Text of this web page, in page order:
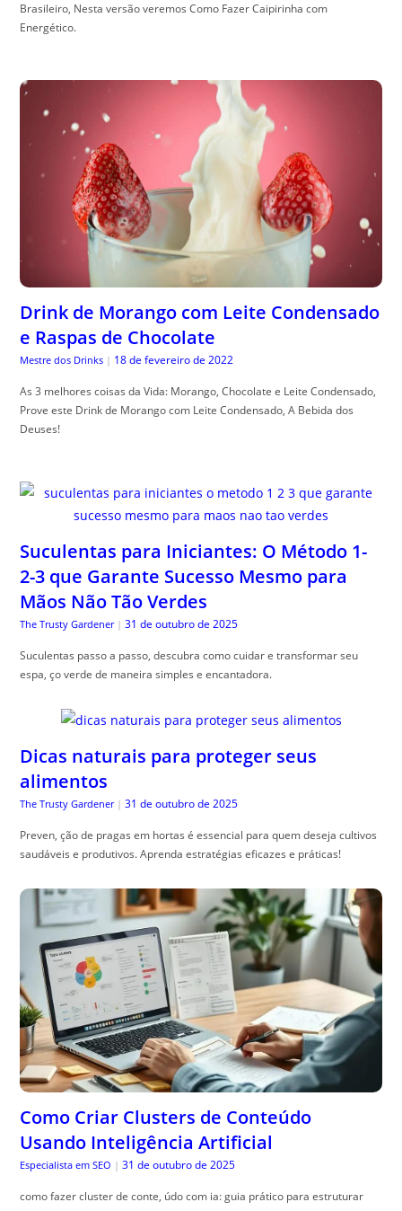
Brasileiro, Nesta versão veremos Como Fazer Caipirinha com
Energético.
Drink de Morango com Leite Condensado
e Raspas de Chocolate
Mestre dos Drinks | 18 de fevereiro de 2022
As 3 melhores coisas da Vida: Morango, Chocolate e Leite Condensado,
Prove este Drink de Morango com Leite Condensado, A Bebida dos
Deuses!
Suculentas para Iniciantes: O Método 1-
2-3 que Garante Sucesso Mesmo para
Mãos Não Tão Verdes
The Trusty Gardener | 31 de outubro de 2025
Suculentas passo a passo, descubra como cuidar e transformar seu
espa, ço verde de maneira simples e encantadora.
Dicas naturais para proteger seus
alimentos
The Trusty Gardener | 31 de outubro de 2025
Preven, ção de pragas em hortas é essencial para quem deseja cultivos
saudáveis e produtivos. Aprenda estratégias eficazes e práticas!
Como Criar Clusters de Conteúdo
Usando Inteligência Artificial
Especialista em SEO | 31 de outubro de 2025
como fazer cluster de conte, údo com ia: guia prático para estruturar